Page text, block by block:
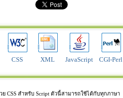
CSS XML JavaScript CGI-Perl
ย CSS สำหรับ Script ตัวนี้สามารถใช้ได้กับทุกภาษา